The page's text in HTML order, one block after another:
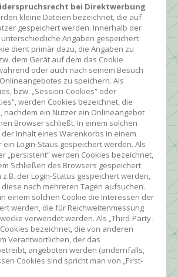
bei Direktwerbung
kleine Dateien bezeichnet, die auf
gespeichert werden. Innerhalb der
Angaben gespeichert
dient primär dazu, die Angaben zu
dem Gerät auf dem das Cookie
oder auch nach seinem Besuch
zu speichern. Als
bzw. „Session-Cookies“ oder
werden Cookies bezeichnet, die
nachdem ein Nutzer ein Onlineangebot
Browser schließt. In einem solchen
der Inhalt eines Warenkorbs in einem
Login-Staus gespeichert werden. Als
„persistent“ werden Cookies bezeichnet,
Schließen des Browsers gespeichert
der Login-Status gespeichert werden,
nach mehreren Tagen aufsuchen.
einem solchen Cookie die Interessen der
werden, die für Reichweitenmessung
verwendet werden. Als „Third-Party-
bezeichnet, die von anderen
Verantwortlichen, der das
angeboten werden (andernfalls,
Cookies sind spricht man von „First-